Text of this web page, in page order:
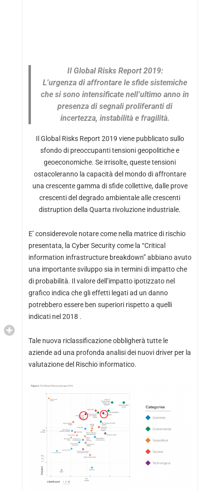
Il Global Risks Report 2019:
L’urgenza di affrontare le sfide sistemiche
che si sono intensificate nell’ultimo anno in
presenza di segnali proliferanti di
incertezza, instabilità e fragilità.
Il Global Risks Report 2019 viene pubblicato sullo
sfondo di preoccupanti tensioni geopolitiche e
geoeconomiche. Se irrisolte, queste tensioni
ostacoleranno la capacità del mondo di affrontare
una crescente gamma di sfide collettive, dalle prove
crescenti del degrado ambientale alle crescenti
distruption della Quarta rivoluzione industriale.
E’ considerevole notare come nella matrice di rischio
presentata, la Cyber Security come la “Critical
information infrastructure breakdown” abbiano avuto
una importante sviluppo sia in termini di impatto che
di probabilità. Il valore dell’impatto ipotizzato nel
grafico indica che gli effetti legati ad un danno
potrebbero essere ben superiori rispetto a quelli
indicati nel 2018 .
Tale nuova riclassificazione obbligherà tutte le
aziende ad una profonda analisi dei nuovi driver per la
valutazione del Rischio informatico.